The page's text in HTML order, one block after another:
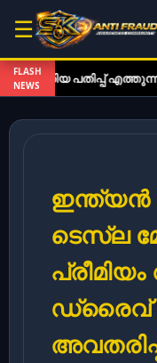
☰
FLASH
NEWS
എത്തുന്നു
ഇന്ത്യൻ
ടെസ്‌ല
ഡ്രൈവ്